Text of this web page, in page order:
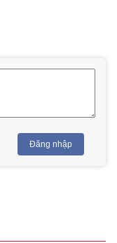
Đăng nhập